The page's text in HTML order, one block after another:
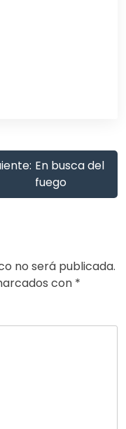
En busca del
fuego
no será publicada.
con *